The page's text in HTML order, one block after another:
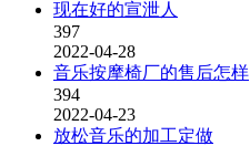
现在好的宣泄人
397
2022-04-28
音乐按摩椅厂的售后怎样
394
2022-04-23
放松音乐的加工定做